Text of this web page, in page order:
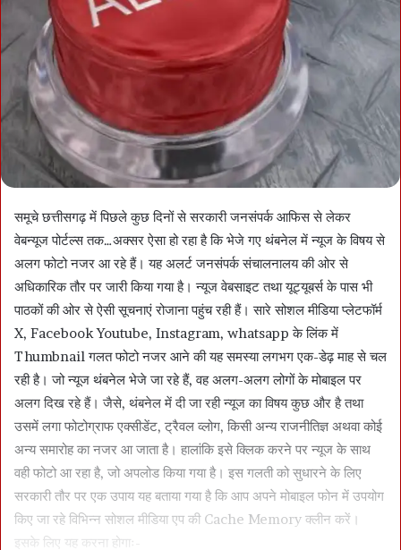
समूचे छत्तीसगढ़ में पिछले कुछ दिनों से सरकारी जनसंपर्क आफिस से लेकर
वेबन्यूज पोर्टल्स तक…अक्सर ऐसा हो रहा है कि भेजे गए थंबनेल में न्यूज के विषय से
अलग फोटो नजर आ रहे हैं। यह अलर्ट जनसंपर्क संचालनालय की ओर से
अधिकारिक तौर पर जारी किया गया है। न्यूज वेबसाइट तथा यूट्यूबर्स के पास भी
पाठकों की ओर से ऐसी सूचनाएं रोजाना पहुंच रही हैं। सारे सोशल मीडिया प्लेटफॉर्म
X, Facebook Youtube, Instagram, whatsapp के लिंक में
Thumbnail गलत फोटो नजर आने की यह समस्या लगभग एक-डेढ़ माह से चल
रही है। जो न्यूज थंबनेल भेजे जा रहे हैं, वह अलग-अलग लोगों के मोबाइल पर
अलग दिख रहे हैं। जैसे, थंबनेल में दी जा रही न्यूज का विषय कुछ और है तथा
उसमें लगा फोटोग्राफ एक्सीडेंट, ट्रैवल व्लोग, किसी अन्य राजनीतिज्ञ अथवा कोई
अन्य समारोह का नजर आ जाता है। हालांकि इसे क्लिक करने पर न्यूज के साथ
वही फोटो आ रहा है, जो अपलोड किया गया है। इस गलती को सुधारने के लिए
सरकारी तौर पर एक उपाय यह बताया गया है कि आप अपने मोबाइल फोन में उपयोग
किए जा रहे विभिन्न सोशल मीडिया एप की Cache Memory क्लीन करें।
इसके लिए यह करना होगाः-